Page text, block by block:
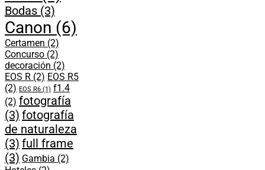
Bodas (3)
Canon (6)
Certamen (2)
Concurso (2)
decoración (2)
EOS R (2) EOS R5
(2) EOS R6 (1) f1.4
(2) fotografía
(3) fotografía
de naturaleza
(3) full frame
(3) Gambia (2)